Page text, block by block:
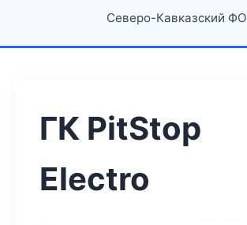
Северо-Кавказский ФО
ГК PitStop
Electro